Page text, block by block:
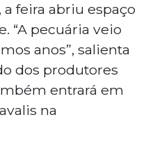
feira abriu espaço
“A pecuária veio
anos”, salienta
dos produtores
entrará em
na